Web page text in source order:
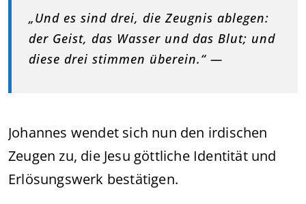
„Und es sind drei, die Zeugnis ablegen:
der Geist, das Wasser und das Blut; und
diese drei stimmen überein.“ —
Johannes wendet sich nun den irdischen
Zeugen zu, die Jesu göttliche Identität und
Erlösungswerk bestätigen.